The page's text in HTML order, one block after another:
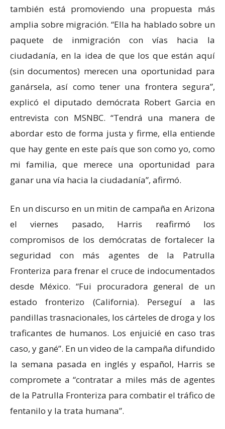
también está promoviendo una propuesta más
amplia sobre migración. “Ella ha hablado sobre un
paquete de inmigración con vías hacia la
ciudadanía, en la idea de que los que están aquí
(sin documentos) merecen una oportunidad para
ganársela, así como tener una frontera segura”,
explicó el diputado demócrata Robert Garcia en
entrevista con MSNBC. “Tendrá una manera de
abordar esto de forma justa y firme, ella entiende
que hay gente en este país que son como yo, como
mi familia, que merece una oportunidad para
ganar una vía hacia la ciudadanía”, afirmó.
En un discurso en un mitin de campaña en Arizona
el viernes pasado, Harris reafirmó los
compromisos de los demócratas de fortalecer la
seguridad con más agentes de la Patrulla
Fronteriza para frenar el cruce de indocumentados
desde México. “Fui procuradora general de un
estado fronterizo (California). Perseguí a las
pandillas trasnacionales, los cárteles de droga y los
traficantes de humanos. Los enjuicié en caso tras
caso, y gané”. En un video de la campaña difundido
la semana pasada en inglés y español, Harris se
compromete a “contratar a miles más de agentes
de la Patrulla Fronteriza para combatir el tráfico de
fentanilo y la trata humana”.